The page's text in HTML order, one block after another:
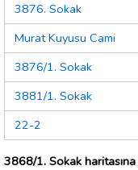
3876. Sokak
Murat Kuyusu Cami
3876/1. Sokak
3881/1. Sokak
22-2
3868/1. Sokak haritasına